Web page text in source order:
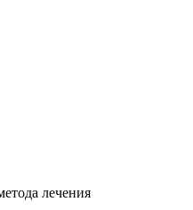
лечения